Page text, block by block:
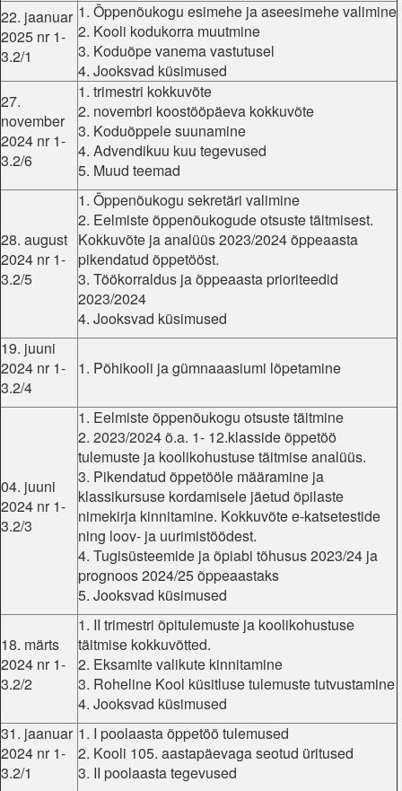
22. jaanuar
2025 nr 1-
3.2/1
1. Õppenõukogu esimehe ja aseesimehe valimine
2. Kooli kodukorra muutmine
3. Koduõpe vanema vastutusel
4. Jooksvad küsimused
27.
november
2024 nr 1-
3.2/6
1. trimestri kokkuvõte
2. novembri koostööpäeva kokkuvõte
3. Koduõppele suunamine
4. Advendikuu kuu tegevused
5. Muud teemad
28. august
2024 nr 1-
3.2/5
1. Õppenõukogu sekretäri valimine
2. Eelmiste õppenõukogude otsuste täitmisest.
Kokkuvõte ja analüüs 2023/2024 õppeaasta
pikendatud õppetööst.
3. Töökorraldus ja õppeaasta prioriteedid
2023/2024
4. Jooksvad küsimused
19. juuni
2024 nr 1-
3.2/4
1. Põhikooli ja gümnaaasiumi lõpetamine
04. juuni
2024 nr 1-
3.2/3
1. Eelmiste õppenõukogu otsuste täitmine
2. 2023/2024 õ.a. 1- 12.klasside õppetöö
tulemuste ja koolikohustuse täitmise analüüs.
3. Pikendatud õppetööle määramine ja
klassikursuse kordamisele jäetud õpilaste
nimekirja kinnitamine. Kokkuvõte e-katsetestide
ning loov- ja uurimistöödest.
4. Tugisüsteemide ja õpiabi tõhusus 2023/24 ja
prognoos 2024/25 õppeaastaks
5. Jooksvad küsimused
18. märts
2024 nr 1-
3.2/2
1. II trimestri õpitulemuste ja koolikohustuse
täitmise kokkuvõtted.
2. Eksamite valikute kinnitamine
3. Roheline Kool küsitluse tulemuste tutvustamine
4. Jooksvad küsimused
31. jaanuar
2024 nr 1-
3.2/1
1. I poolaasta õppetöö tulemused
2. Kooli 105. aastapäevaga seotud üritused
3. II poolaasta tegevused